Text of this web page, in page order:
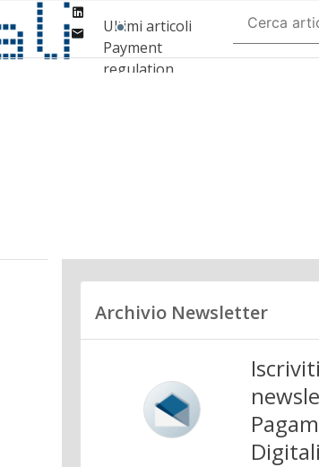
Email
Ultimi articoli
Payment
regulation
Archivio Newsletter
Digitali